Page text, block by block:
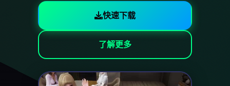
快速下载
了解更多